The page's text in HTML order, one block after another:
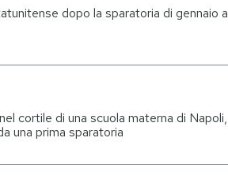
dopo la sparatoria di gennaio a
cortile di una scuola materna di Napoli,
una prima sparatoria